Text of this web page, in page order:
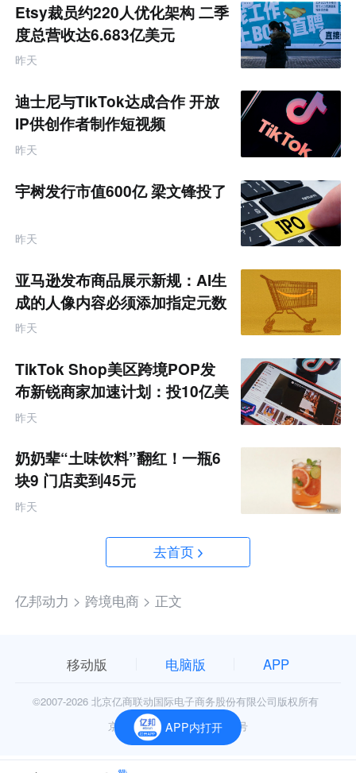
Etsy裁员约220人优化架构 二季
度总营收达6.683亿美元
昨天
迪士尼与TikTok达成合作 开放
IP供创作者制作短视频
昨天
宇树发行市值600亿 梁文锋投了
昨天
亚马逊发布商品展示新规：AI生
成的人像内容必须添加指定元数
据
昨天
TikTok Shop美区跨境POP发
布新锐商家加速计划：投10亿美
金资源帮扶四类商家
昨天
奶奶辈“土味饮料”翻红！一瓶6
块9 门店卖到45元
昨天
去首页
亿邦动力 > 跨境电商 > 正文
APP内打开
移动版 电脑版 APP
©2007-2026 北京亿商联动国际电子商务股份有限公司版权所有
京公网安备11010602006906号